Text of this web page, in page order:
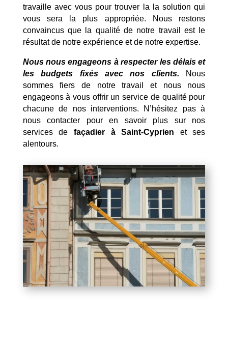
travaille avec vous pour trouver la la solution qui
vous sera la plus appropriée. Nous restons
convaincus que la qualité de notre travail est le
résultat de notre expérience et de notre expertise.
Nous nous engageons à respecter les délais et
les budgets fixés avec nos clients. Nous
sommes fiers de notre travail et nous nous
engageons à vous offrir un service de qualité pour
chacune de nos interventions. N’hésitez pas à
nous contacter pour en savoir plus sur nos
services de façadier à Saint-Cyprien et ses
alentours.